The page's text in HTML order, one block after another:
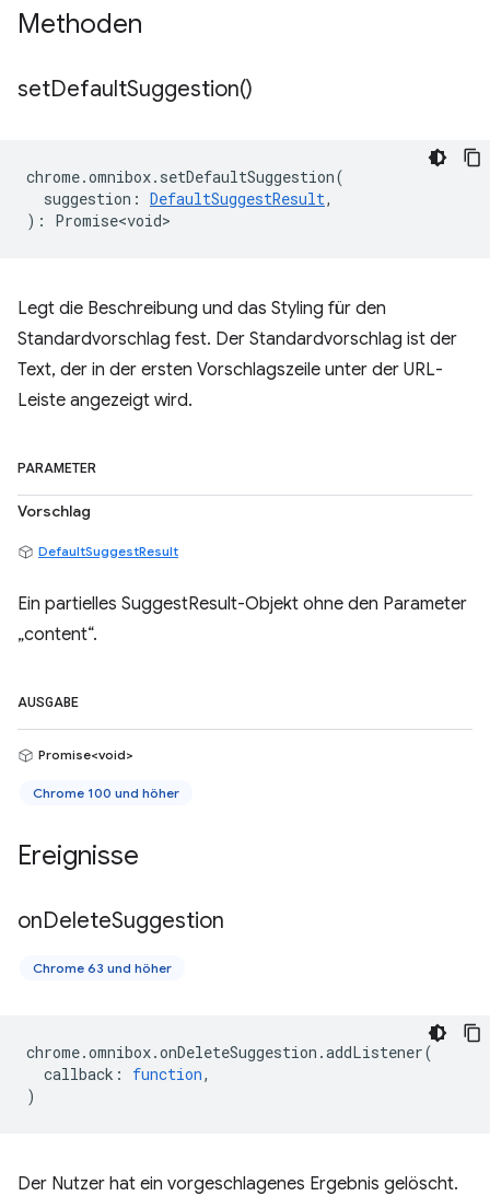
Methoden
setDefaultSuggestion()
chrome.omnibox. setDefaultSuggestion(
suggestion : DefaultSuggestResult,
) : Promise<void>
Legt die Beschreibung und das Styling für den
Standardvorschlag fest. Der Standardvorschlag ist der
Text, der in der ersten Vorschlagszeile unter der URL-
Leiste angezeigt wird.
PARAMETER
Vorschlag
DefaultSuggestResult
Ein partielles SuggestResult-Objekt ohne den Parameter
„content“.
AUSGABE
Promise<void>
Chrome 100 und höher
Ereignisse
onDeleteSuggestion
Chrome 63 und höher
chrome.omnibox.onDeleteSuggestion .addListener(
callback : function,
)
Der Nutzer hat ein vorgeschlagenes Ergebnis gelöscht.